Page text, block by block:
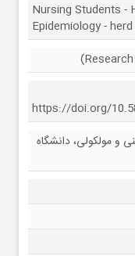
Nursing Students -
Epidemiology -
https://doi.org/
و مولکولی، دانشگاه